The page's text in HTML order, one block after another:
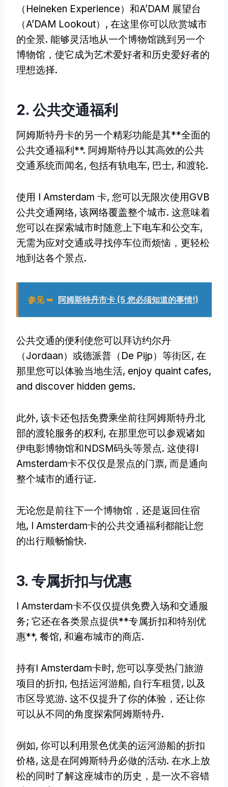
（Heineken Experience）和A’DAM 展望台
（A’DAM Lookout）, 在这里你可以欣赏城市
的全景. 能够灵活地从一个博物馆跳到另一个
博物馆，使它成为艺术爱好者和历史爱好者的
理想选择.
2. 公共交通福利
阿姆斯特丹卡的另一个精彩功能是其**全面的
公共交通福利**. 阿姆斯特丹以其高效的公共
交通系统而闻名, 包括有轨电车, 巴士, 和渡轮.
使用 I Amsterdam 卡, 您可以无限次使用GVB
公共交通网络, 该网络覆盖整个城市. 这意味着
您可以在探索城市时随意上下电车和公交车,
无需为应对交通或寻找停车位而烦恼，更轻松
地到达各个景点.
参见 ➥ 阿姆斯特丹市卡 (5 您必须知道的事情!)
公共交通的便利使您可以拜访约尔丹
（Jordaan）或德派普（De Pijp）等街区, 在
那里您可以体验当地生活, enjoy quaint cafes,
and discover hidden gems.
此外, 该卡还包括免费乘坐前往阿姆斯特丹北
部的渡轮服务的权利, 在那里您可以参观诸如
伊电影博物馆和NDSM码头等景点. 这使得I
Amsterdam卡不仅仅是景点的门票, 而是通向
整个城市的通行证.
无论您是前往下一个博物馆，还是返回住宿
地, I Amsterdam卡的公共交通福利都能让您
的出行顺畅愉快.
3. 专属折扣与优惠
I Amsterdam卡不仅仅提供免费入场和交通服
务; 它还在各类景点提供**专属折扣和特别优
惠**, 餐馆, 和遍布城市的商店.
持有I Amsterdam卡时, 您可以享受热门旅游
项目的折扣, 包括运河游船, 自行车租赁, 以及
市区导览游. 这不仅提升了你的体验，还让你
可以从不同的角度探索阿姆斯特丹.
例如, 你可以利用景色优美的运河游船的折扣
价格, 这是在阿姆斯特丹必做的活动. 在水上放
松的同时了解这座城市的历史，是一次不容错